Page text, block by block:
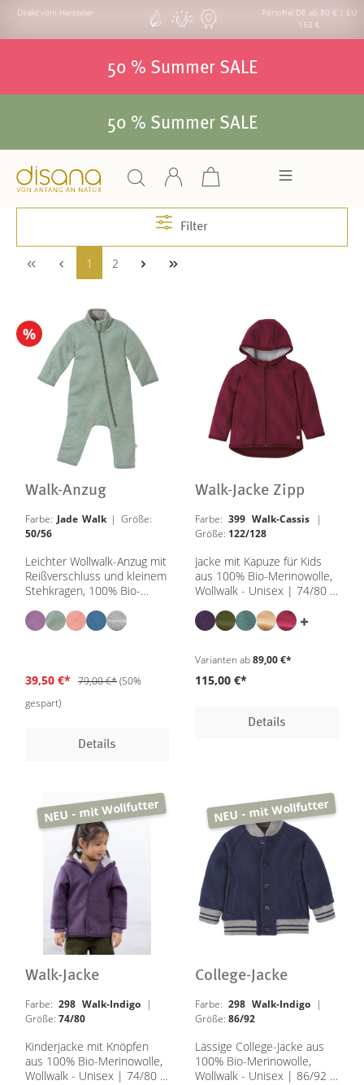
Direkt vom Hersteller
Portofrei DE ab 80 € | EU
150 €
50 % Summer SALE
50 % Summer SALE
Filter
1 2
%
Walk-Anzug
Farbe: Jade Walk
| Größe:
50/56
Leichter Wollwalk-Anzug mit
Reißverschluss und kleinem
Stehkragen, 100% Bio-
| IVN Best
39,50 €* 79,00 €*(50%
gespart)
Details
Walk-Jacke Zipp
Farbe: 399 Walk-Cassis
|
Größe: 122/128
Jacke mit Kapuze für Kids
aus 100% Bio-Merinowolle,
Wollwalk - Unisex | 74/80 –
GOTS, IVN Best
Varianten ab89,00 €*
115,00 €*
Details
NEU - mit Wollfutter
Walk-Jacke
Farbe: 298 Walk-Indigo |
Größe: 74/80
Kinderjacke mit Knöpfen
aus 100% Bio-Merinowolle,
Wollwalk - Unisex | 74/80 –
NEU - mit Wollfutter
College-Jacke
Farbe: 298 Walk-Indigo |
Größe: 86/92
Lässige College-Jacke aus
100% Bio-Merinowolle,
Wollwalk - Unisex | 86/92 –